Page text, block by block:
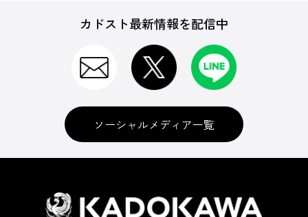
カドスト最新情報を配信中
ソーシャルメディア一覧